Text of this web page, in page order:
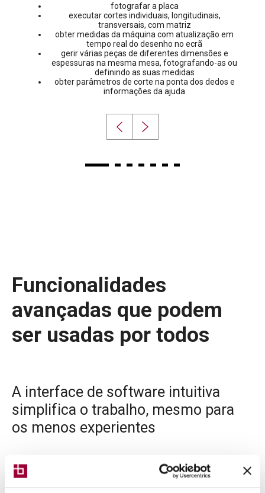
fotografar a placa
executar cortes individuais, longitudinais,
transversais, com matriz
obter medidas da máquina com atualização em
tempo real do desenho no ecrã
gerir várias peças de diferentes dimensões e
espessuras na mesma mesa, fotografando-as ou
definindo as suas medidas
obter parâmetros de corte na ponta dos dedos e
informações da ajuda
Funcionalidades
avançadas que podem
ser usadas por todos
A interface de software intuitiva
simplifica o trabalho, mesmo para
os menos experientes
A Breton Sphera disponibiliza apps e
funcionalidades evoluídas de modo a obter